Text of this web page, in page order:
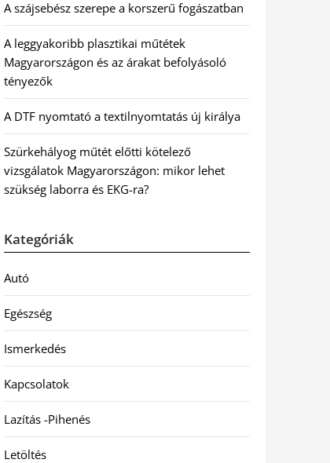
A szájsebész szerepe a korszerű fogászatban
A leggyakoribb plasztikai műtétek
Magyarországon és az árakat befolyásoló
tényezők
A DTF nyomtató a textilnyomtatás új királya
Szürkehályog műtét előtti kötelező
vizsgálatok Magyarországon: mikor lehet
szükség laborra és EKG-ra?
Kategóriák
Autó
Egészség
Ismerkedés
Kapcsolatok
Lazítás -Pihenés
Letöltés